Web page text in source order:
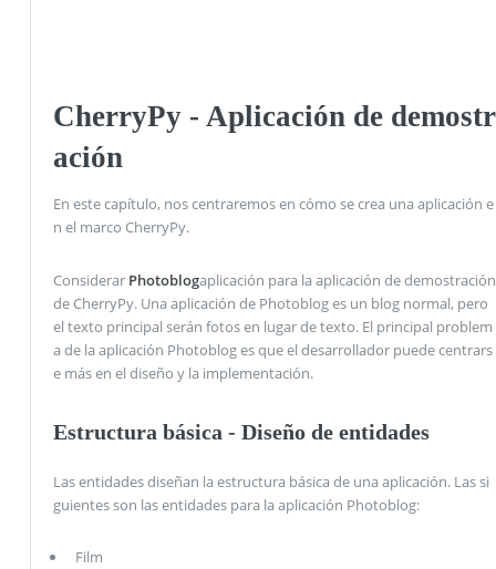
CherryPy - Aplicación de demostr
ación
En este capítulo, nos centraremos en cómo se crea una aplicación e
n el marco CherryPy.
Considerar Photoblogaplicación para la aplicación de demostración
de CherryPy. Una aplicación de Photoblog es un blog normal, pero
el texto principal serán fotos en lugar de texto. El principal problem
a de la aplicación Photoblog es que el desarrollador puede centrars
e más en el diseño y la implementación.
Estructura básica - Diseño de entidades
Las entidades diseñan la estructura básica de una aplicación. Las si
guientes son las entidades para la aplicación Photoblog:
Film